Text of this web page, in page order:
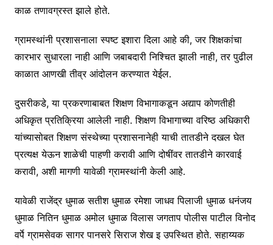
काळ तणावग्रस्त झाले होते.
ग्रामस्थांनी प्रशासनाला स्पष्ट इशारा दिला आहे की, जर शिक्षकांचा
कारभार सुधारला नाही आणि जबाबदारी निश्चित झाली नाही, तर पुढील
काळात आणखी तीव्र आंदोलन करण्यात येईल.
दुसरीकडे, या प्रकरणाबाबत शिक्षण विभागाकडून अद्याप कोणतीही
अधिकृत प्रतिक्रिया आलेली नाही. शिक्षण विभागाच्या वरिष्ठ अधिकारी
यांच्यासोबत शिक्षण संस्थेच्या प्रशासनानेही याची तातडीने दखल घेत
प्रत्यक्ष येऊन शाळेची पाहणी करावी आणि दोषींवर तातडीने कारवाई
करावी, अशी मागणी यावेळी ग्रामस्थांनी केली आहे.
यावेळी राजेंद्र धुमाळ सतीश धुमाळ रमेशा जाधव पिलाजी धुमाळ धनंजय
धुमाळ नितिन धुमाळ अमोल धुमाळ विलास जगताप पोलीस पाटील विनोद
वर्पे ग्रामसेवक सागर पानसरे सिराज शेख इ उपस्थित होते. सहाय्यक